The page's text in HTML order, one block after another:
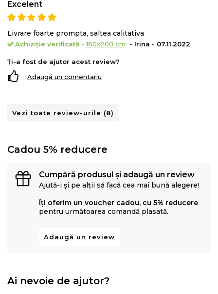
19:
Suport super ortopedic
Confort termic
Durabilitate
Indicata pentru toate pozitiile de dormit: pe spate,
spuma poliuretanica elastica Green Form
Excelent
Livrare foarte prompta, saltea calitativa
Achiziție verificată -160x200 cm - Irina - 07.11.2022
Ți-a fost de ajutor acest review?
Adaugă un comentariu
Vezi toate review-urile (8)
Cadou 5% reducere
Cumpără produsul și adaugă un review
Ajută-i și pe alții să facă cea mai bună alegere!
Îți oferim un voucher cadou, cu 5% reducere
pentru următoarea comandă plasată.
Adaugă un review
Ai nevoie de ajutor?